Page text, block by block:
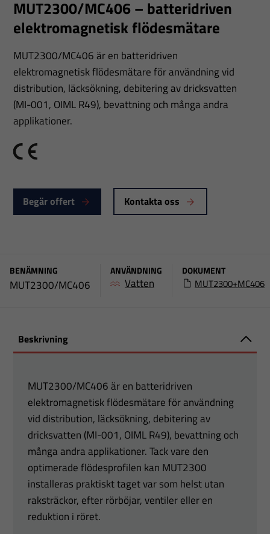
MUT2300/MC406 – batteridriven
elektromagnetisk flödesmätare
MUT2300/MC406 är en batteridriven
elektromagnetisk flödesmätare för användning vid
distribution, läcksökning, debitering av dricksvatten
(MI-001, OIML R49), bevattning och många andra
applikationer.
CE
Begär offert Kontakta oss
BENÄMNING
MUT2300/MC406
ANVÄNDNING
Vatten
DOKUMENT
MUT2300+MC406
Beskrivning
MUT2300/MC406 är en batteridriven
elektromagnetisk flödesmätare för användning
vid distribution, läcksökning, debitering av
dricksvatten (MI-001, OIML R49), bevattning och
många andra applikationer. Tack vare den
optimerade flödesprofilen kan MUT2300
installeras praktiskt taget var som helst utan
raksträckor, efter rörböjar, ventiler eller en
reduktion i röret.